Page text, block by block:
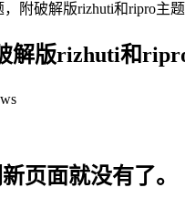
，附破解版rizhuti和ripro主题
解版rizhuti和
页面就没有了。